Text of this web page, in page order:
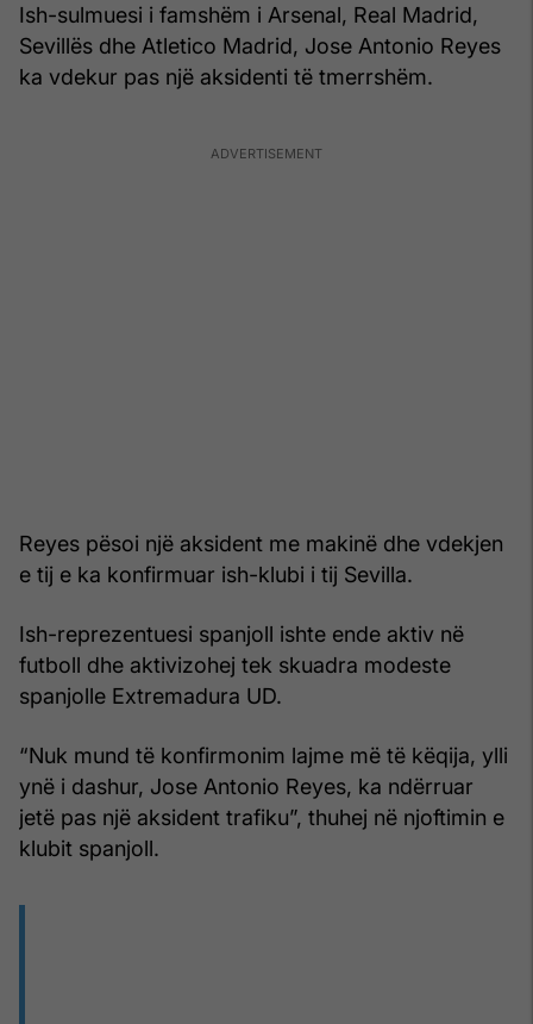
Ish-sulmuesi i famshëm i Arsenal, Real Madrid,
Sevillës dhe Atletico Madrid, Jose Antonio Reyes
ka vdekur pas një aksidenti të tmerrshëm.
Reyes pësoi një aksident me makinë dhe vdekjen
e tij e ka konfirmuar ish-klubi i tij Sevilla.
Ish-reprezentuesi spanjoll ishte ende aktiv në
futboll dhe aktivizohej tek skuadra modeste
spanjolle Extremadura UD.
“Nuk mund të konfirmonim lajme më të këqija, ylli
ynë i dashur, Jose Antonio Reyes, ka ndërruar
jetë pas një aksident trafiku”, thuhej në njoftimin e
klubit spanjoll.